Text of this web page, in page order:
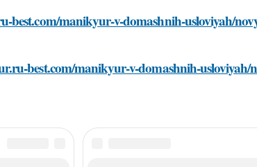
manikyur-v-domashnih-usloviyah/
best.com/manikyur-v-domashnih-usloviyah/